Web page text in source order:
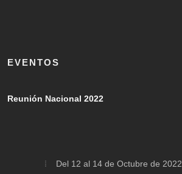
EVENTOS
Reunión Nacional 2022
Del 12 al 14 de Octubre de 2022